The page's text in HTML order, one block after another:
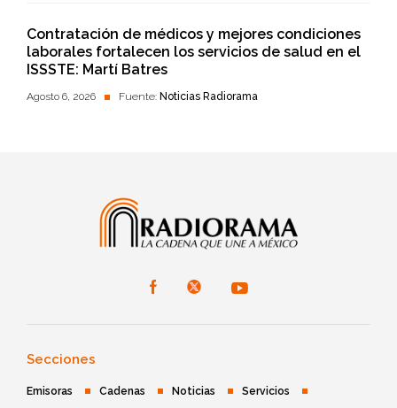
Contratación de médicos y mejores condiciones
laborales fortalecen los servicios de salud en el
ISSSTE: Martí Batres
Agosto 6, 2026 Fuente: Noticias Radiorama
Secciones
Emisoras Cadenas Noticias Servicios